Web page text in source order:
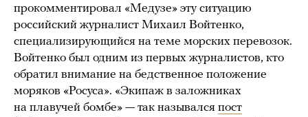
прокомментировал «Медузе» эту ситуацию
российский журналист Михаил Войтенко,
специализирующийся на теме морских перевозок.
Войтенко был одним из первых журналистов, кто
обратил внимание на бедственное положение
моряков «Росуса». «Экипаж в заложниках
на плавучей бомбе» — так назывался пост